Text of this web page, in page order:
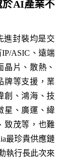
於AI產業不
進封裝均是交
ASIC、遠端
片、散熱、
牌等支援，業
創、鴻海、技
星、廣運、緯
致茂等，也難
最珍貴供應鏈
執行長此次來